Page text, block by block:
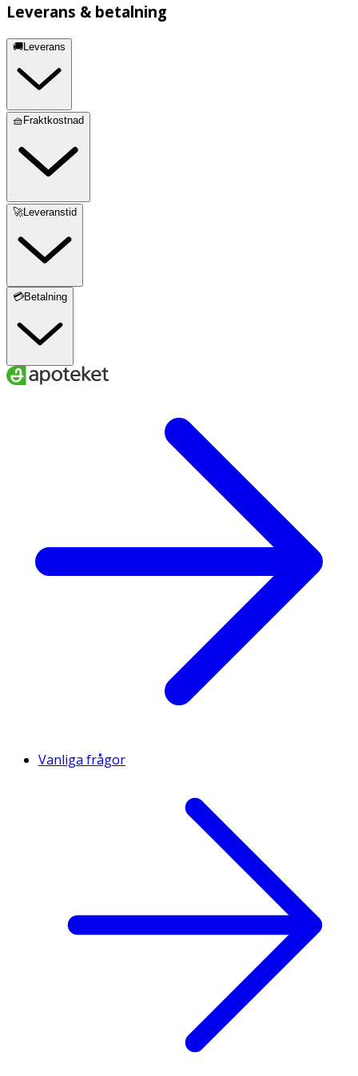
Leverans & betalning
🚚Leverans
🧺Fraktkostnad
🚀Leveranstid
💳Betalning
Vanliga frågor